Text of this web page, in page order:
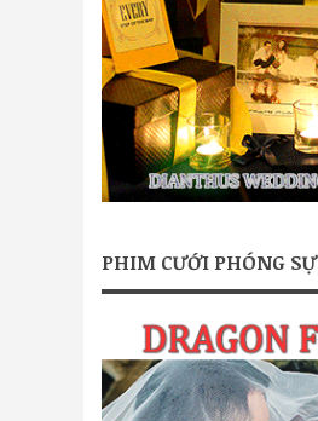
PHIM CƯỚI PHÓNG SỰ